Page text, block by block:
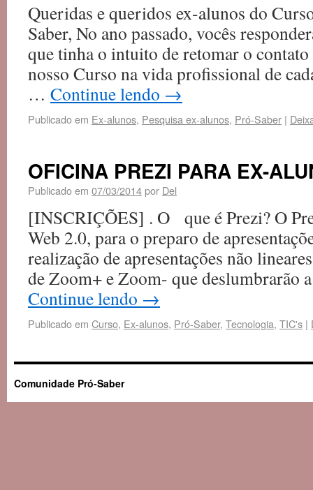
Queridas e queridos ex-alunos do
Saber, No ano passado, vocês
que tinha o intuito de retomar o contato
nosso Curso na vida profissional de
… Continue lendo →
Publicado em Ex-alunos, Pesquisa ex-alunos, Pró-Saber |
OFICINA PREZI PARA EX-
Publicado em 07/03/2014por Del
[INSCRIÇÕES] . O que é Prezi? O
Web 2.0, para o preparo de
realização de apresentações não
de Zoom+ e Zoom- que
Continue lendo →
Publicado em Curso, Ex-alunos, Pró-Saber, Tecnologia, TIC's |
Comunidade Pró-Saber